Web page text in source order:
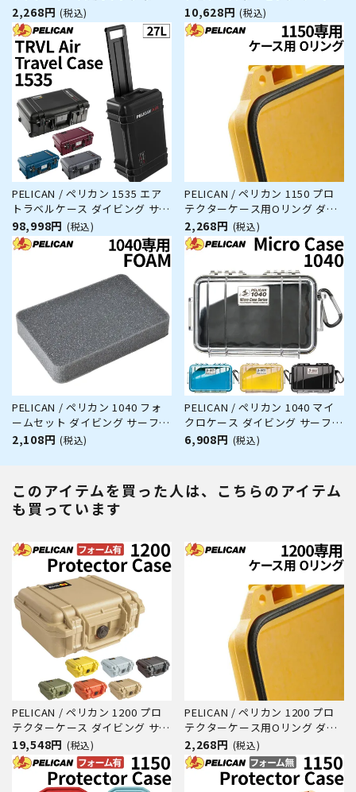
ビング サーフィン アウトドア
キャンプ 釣り カメラ 精密機器
防水 防塵 耐衝撃
2,268円 (税込)
ン アウトドア キャンプ 釣り カ
メラ 精密機器 防水 防塵 耐衝撃
10,628円 (税込)
PELICAN / ペリカン 1535 エア
トラベルケース ダイビング サー
フィン アウトドア キャンプ 釣
り カメラ 精密機器 防水 防塵 耐
衝撃
98,998円 (税込)
PELICAN / ペリカン 1150 プロ
テクターケース用Oリング ダイ
ビング サーフィン アウトドア
キャンプ 釣り カメラ 精密機器
防水 防塵 耐衝撃
2,268円 (税込)
PELICAN / ペリカン 1040 フォ
ームセット ダイビング サーフィ
ン アウトドア キャンプ 釣り カ
2,108円 (税込)
PELICAN / ペリカン 1040 マイ
クロケース ダイビング サーフィ
ン アウトドア キャンプ 釣り カ
6,908円 (税込)
このアイテムを買った人は、こちらのアイテム
も買っています
PELICAN / ペリカン 1200 プロ
テクターケース ダイビング サー
フィン アウトドア キャンプ 釣
り カメラ 精密機器 防水 防塵 耐
衝撃
19,548円 (税込)
PELICAN / ペリカン 1200 プロ
テクターケース用Oリング ダイ
ビング サーフィン アウトドア
キャンプ 釣り カメラ 精密機器
防水 防塵 耐衝撃
2,268円 (税込)